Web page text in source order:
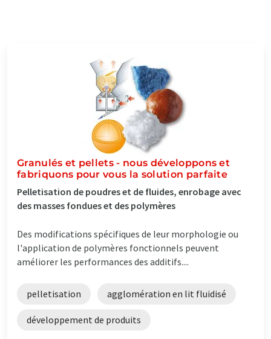
Granulés et pellets - nous développons et
fabriquons pour vous la solution parfaite
Pelletisation de poudres et de fluides, enrobage avec
des masses fondues et des polymères
Des modifications spécifiques de leur morphologie ou
l'application de polymères fonctionnels peuvent
améliorer les performances des additifs....
pelletisation agglomération en lit fluidisé
développement de produits